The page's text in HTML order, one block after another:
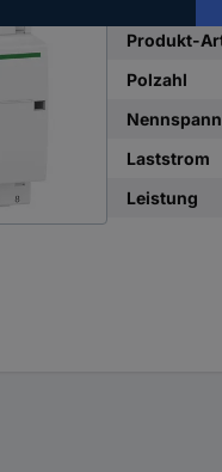
Produkt-
Polzahl
Laststrom
Leistung